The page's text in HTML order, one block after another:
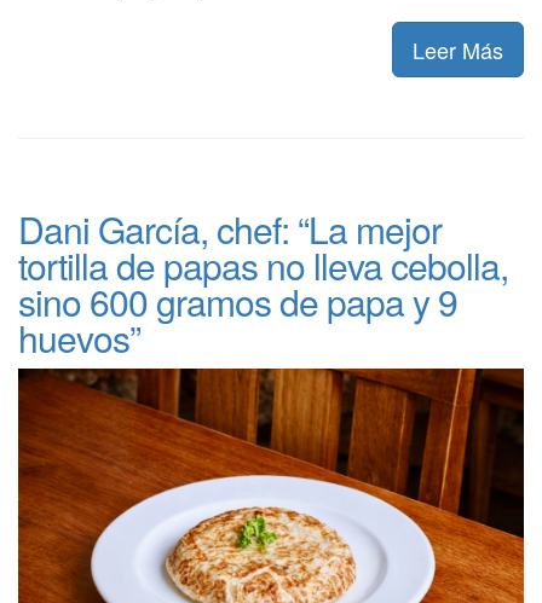
Leer Más
Dani García, chef: “La mejor
tortilla de papas no lleva cebolla,
sino 600 gramos de papa y 9
huevos”